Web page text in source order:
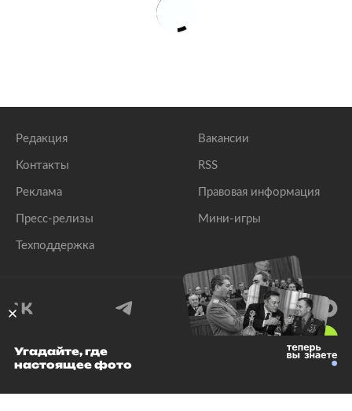
Редакция
Контакты
Реклама
Пресс-релизы
Техподдержка
Вакансии
RSS
Правовая информация
Мини-игры
© 1999–2026 Все права защищены.
Угадайте, где
настоящее фото